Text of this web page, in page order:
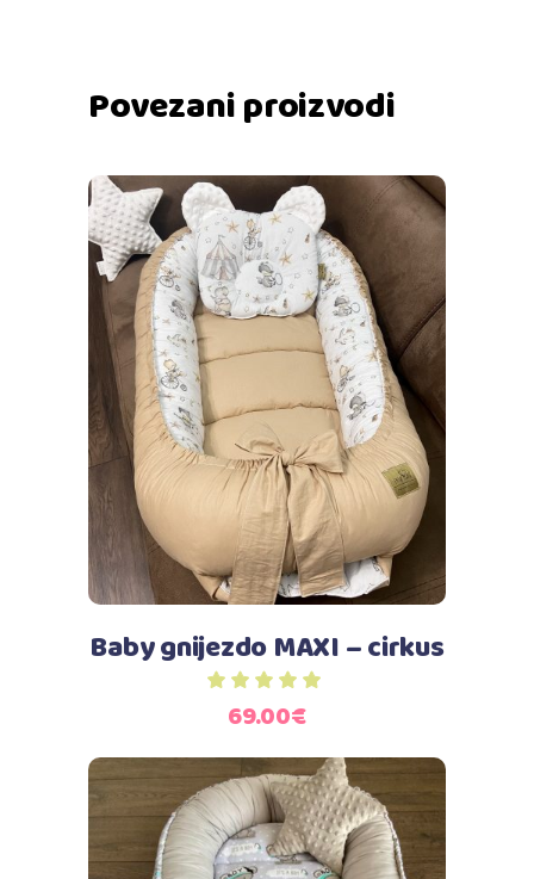
Povezani proizvodi
Dodaj u košaricu
Baby gnijezdo MAXI – cirkus
69.00€